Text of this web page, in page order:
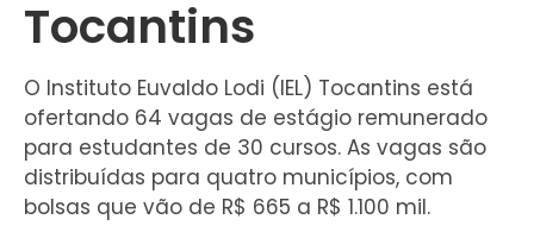
Tocantins
O Instituto Euvaldo Lodi (IEL) Tocantins está
ofertando 64 vagas de estágio remunerado
para estudantes de 30 cursos. As vagas são
distribuídas para quatro municípios, com
bolsas que vão de R$ 665 a R$ 1.100 mil.